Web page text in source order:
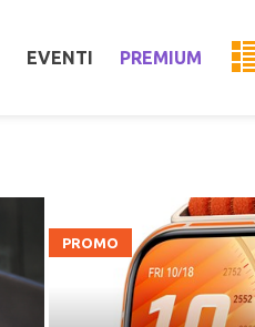
EVENTI PREMIUM
PROMO